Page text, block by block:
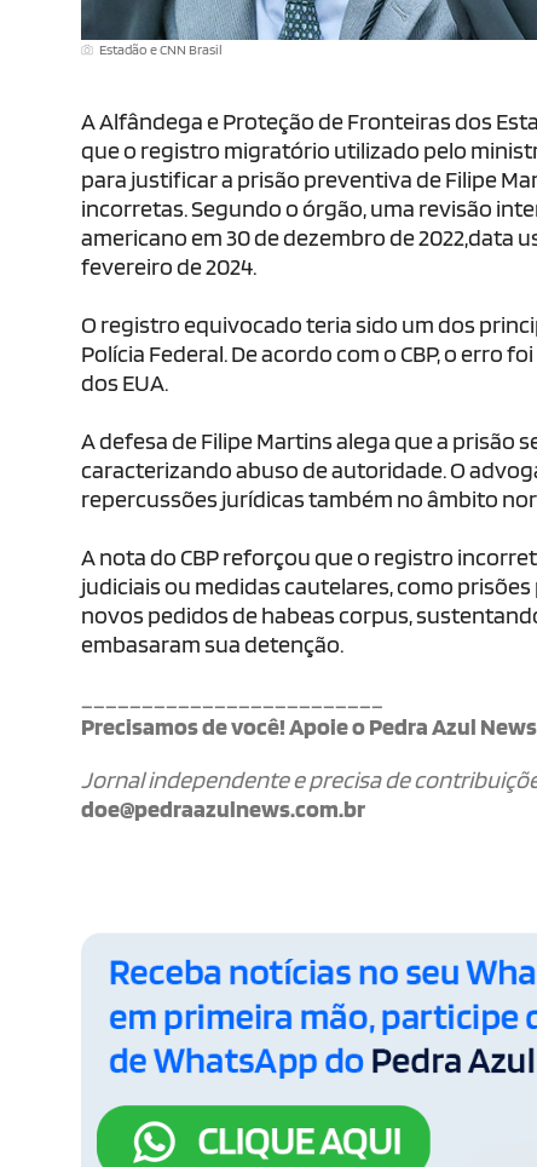
Estadão e CNN Brasil
A Alfândega e Proteção de Fronteiras dos
que o registro migratório utilizado pelo
para justificar a prisão preventiva de Filipe
incorretas. Segundo o órgão, uma revisão
americano em 30 de dezembro de 2022,data
fevereiro de 2024.
O registro equivocado teria sido um dos
Polícia Federal. De acordo com o CBP, o erro
dos EUA.
A defesa de Filipe Martins alega que a
caracterizando abuso de autoridade. O
repercussões jurídicas também no âmbito
A nota do CBP reforçou que o registro
judiciais ou medidas cautelares, como
novos pedidos de habeas corpus,
embasaram sua detenção.
Precisamos de você! Apoie o Pedra Azul
Jornal independente e precisa de
doe@pedraazulnews.com.br